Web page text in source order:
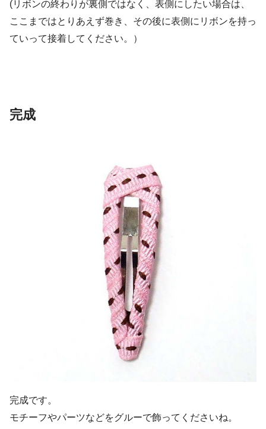
(リボンの終わりが裏側ではなく、表側にしたい場合は、
ここまではとりあえず巻き、その後に表側にリボンを持っ
ていって接着してください。）
完成
完成です。
モチーフやパーツなどをグルーで飾ってくださいね。